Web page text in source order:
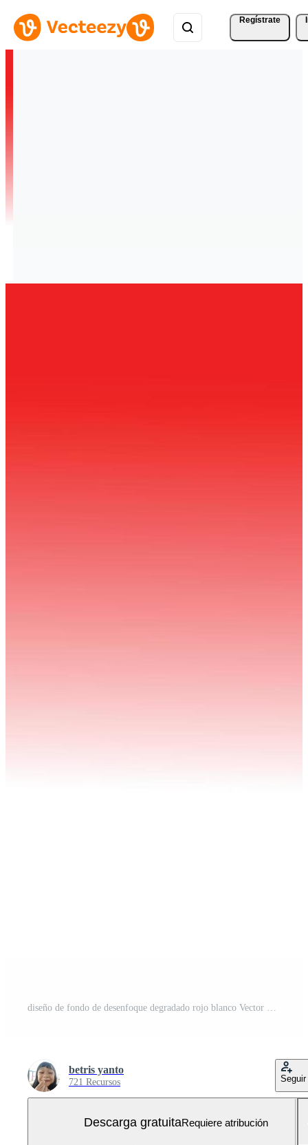
Regístrate
diseño de fondo de desenfoque degradado rojo blanco Vector Gratis y SVG Gratis
betris yanto
721 Recursos Seguir
Descarga gratuitaRequiere atribución